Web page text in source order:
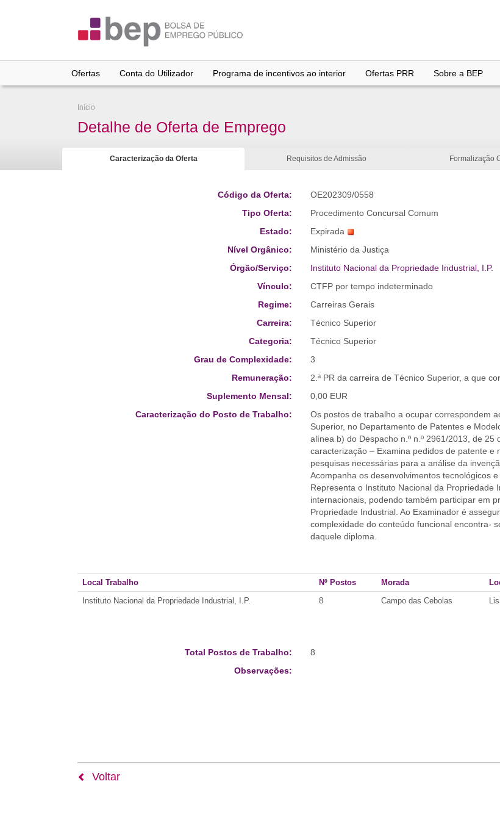
Ofertas Conta do Utilizador Programa de incentivos ao interior Ofertas PRR Sobre a BEP
Início
Detalhe de Oferta de Emprego
Caracterização da Oferta Requisitos de Admissão Formalização
Código da Oferta:
OE202309/0558
Tipo Oferta:
Procedimento Concursal Comum
Estado:
Expirada
Nível Orgânico:
Ministério da Justiça
Órgão/Serviço:
Instituto Nacional da Propriedade Industrial, I.P.
Vínculo:
CTFP por tempo indeterminado
Regime:
Carreiras Gerais
Carreira:
Técnico Superior
Categoria:
Técnico Superior
Grau de Complexidade:
3
Remuneração:
2.ª PR da carreira de Técnico Superior, a que
Suplemento Mensal:
0,00 EUR
Caracterização do Posto de Trabalho:
Os postos de trabalho a ocupar correspondem
Superior, no Departamento de Patentes e
alínea b) do Despacho n.º n.º 2961/2013, de
caracterização – Examina pedidos de patente
pesquisas necessárias para a análise da
Acompanha os desenvolvimentos tecnológicos
Representa o Instituto Nacional da Propriedade
internacionais, podendo também participar em
Propriedade Industrial. Ao Examinador é
complexidade do conteúdo funcional encontra-
daquele diploma.
Local Trabalho Nº Postos Morada
Instituto Nacional da Propriedade Industrial, I.P.
8 Campo das Cebolas
Total Postos de Trabalho:
8
Observações:
Voltar